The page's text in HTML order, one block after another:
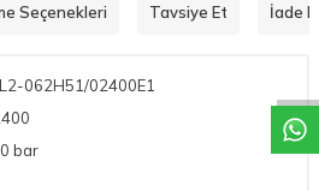
W
h
a
t
a
p
p
D
e
s
t
e
H
a
t
t
Seçenekleri Tavsiye Et İade
062H51/02400E1
bar